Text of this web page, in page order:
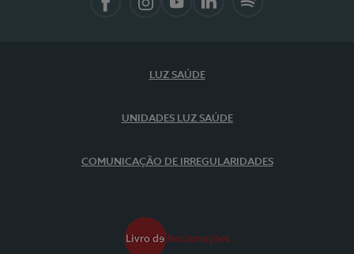
LUZ SAÚDE
UNIDADES LUZ SAÚDE
COMUNICAÇÃO DE IRREGULARIDADES